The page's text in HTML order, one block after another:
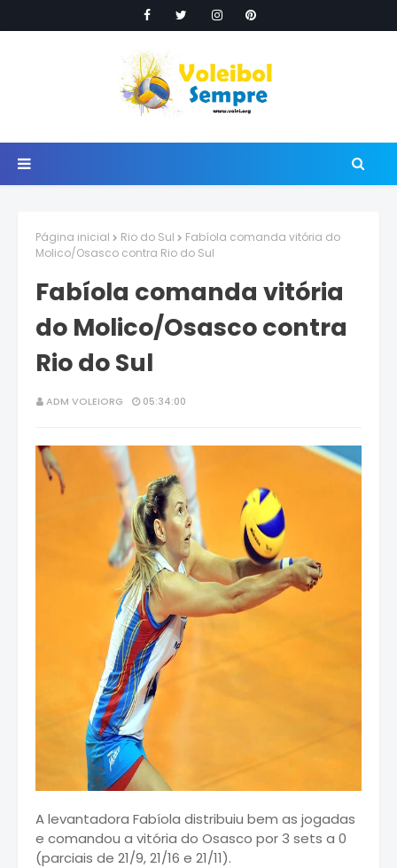
Página inicial Rio do Sul
Fabíola comanda vitória do
Molico/Osasco contra Rio do Sul
Fabíola comanda vitória
do Molico/Osasco contra
Rio do Sul
ADM VOLEIORG 05:34:00
A levantadora Fabíola distribuiu bem as jogadas
e comandou a vitória do Osasco por 3 sets a 0
(parciais de 21/9, 21/16 e 21/11).